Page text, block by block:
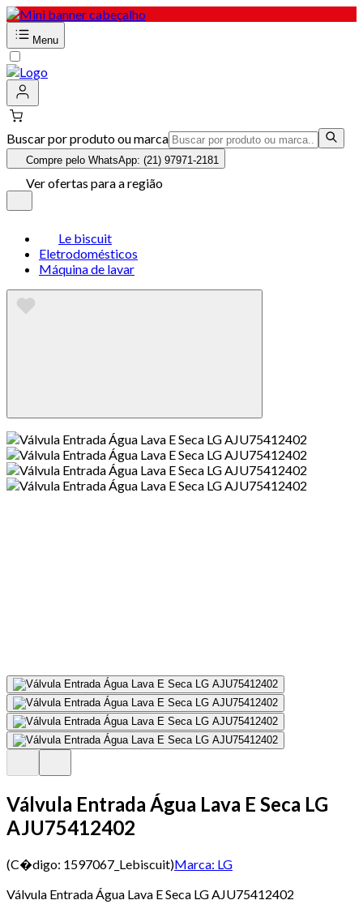
Menu
Buscar por produto ou marca
Compre pelo WhatsApp: (21) 97971-2181
Ver ofertas para a região
Le biscuit
Eletrodomésticos
Máquina de lavar
Válvula Entrada Água Lava E Seca LG
AJU75412402
(C�digo: 1597067_Lebiscuit)Marca: LG
Válvula Entrada Água Lava E Seca LG AJU75412402